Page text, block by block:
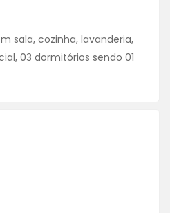
sala, cozinha, lavanderia,
03 dormitórios sendo 01